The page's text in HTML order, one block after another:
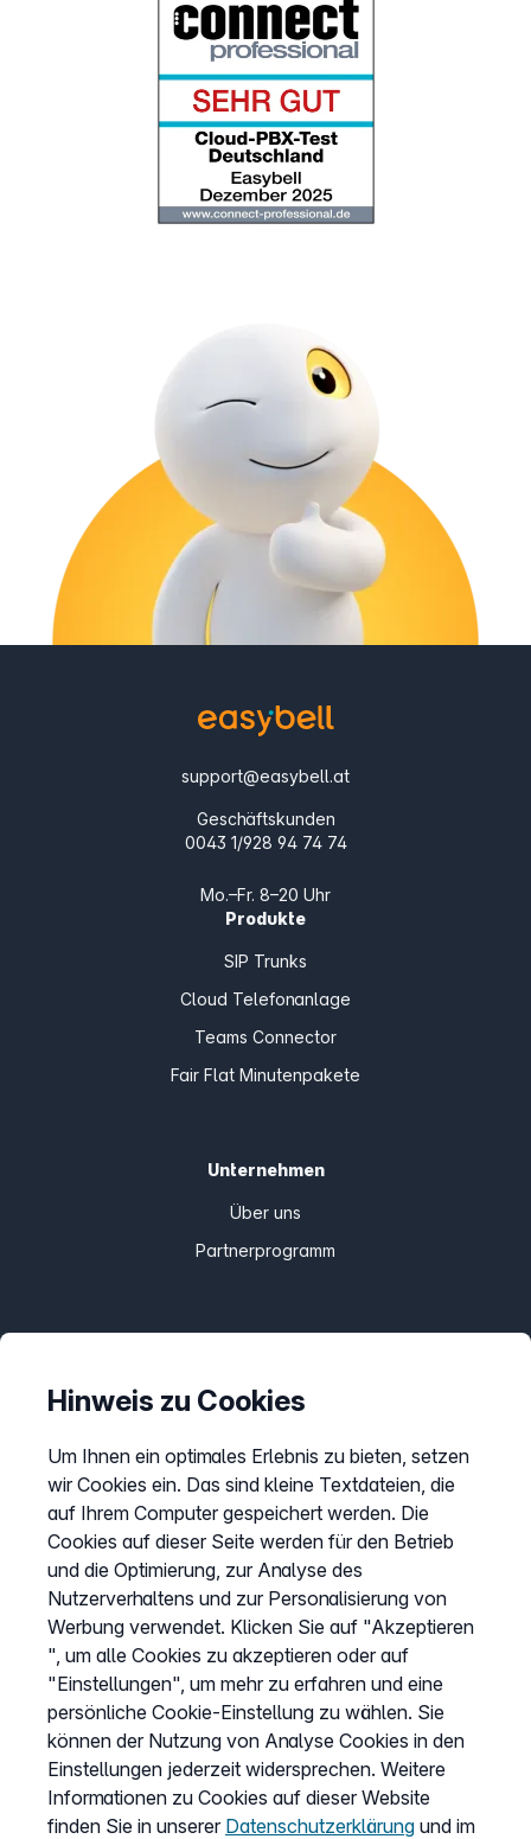
support@easybell.at
Geschäftskunden
0043 1/928 94 74 74
Mo.–Fr. 8–20 Uhr
Produkte
SIP Trunks
Cloud Telefonanlage
Teams Connector
Fair Flat Minutenpakete
Unternehmen
Über uns
Partnerprogramm
Preise
AGB
Datenschutz
Impressum
Cookies anpassen
Service
Hilfecenter
Wissen
Kündigung
my.easybell
Hinweis zu Cookies
Um Ihnen ein optimales Erlebnis zu bieten, setzen
wir Cookies ein. Das sind kleine Textdateien, die
auf Ihrem Computer gespeichert werden. Die
Cookies auf dieser Seite werden für den Betrieb
und die Optimierung, zur Analyse des
Nutzerverhaltens und zur Personalisierung von
Werbung verwendet. Klicken Sie auf "Akzeptieren
", um alle Cookies zu akzeptieren oder auf
"Einstellungen", um mehr zu erfahren und eine
persönliche Cookie-Einstellung zu wählen. Sie
können der Nutzung von Analyse Cookies in den
Einstellungen jederzeit widersprechen. Weitere
Informationen zu Cookies auf dieser Website
finden Sie in unserer Datenschutzerklärung und im